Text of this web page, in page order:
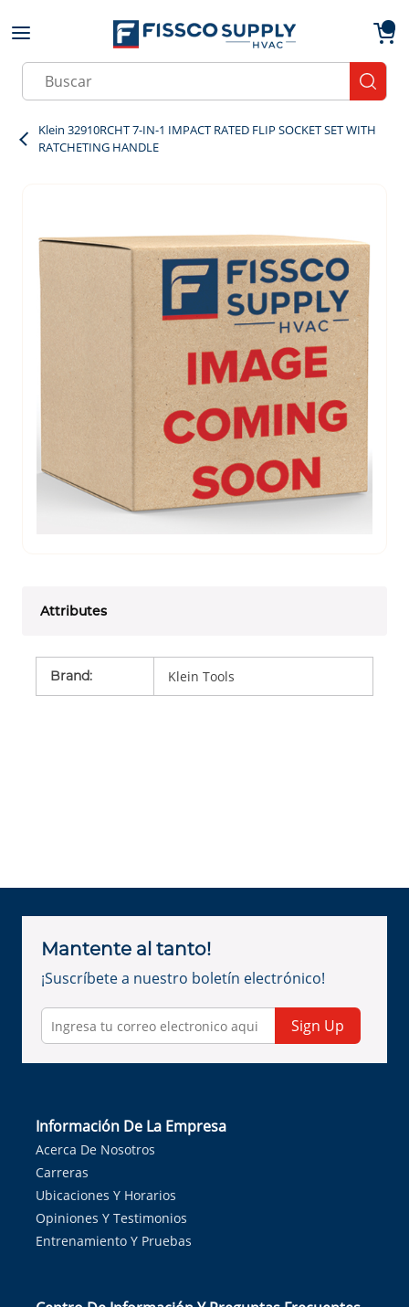
Skip to main content
Site Search
Klein 32910RCHT 7-IN-1 IMPACT RATED FLIP SOCKET SET WITH
RATCHETING HANDLE
Attributes
Brand: Klein Tools
Mantente al tanto!
¡Suscríbete a nuestro boletín electrónico!
Sign Up
Información De La Empresa
Acerca De Nosotros
Carreras
Ubicaciones Y Horarios
Opiniones Y Testimonios
Entrenamiento Y Pruebas